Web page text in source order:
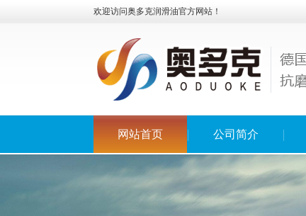
欢迎访问奥多克润滑油官方网站！
网站首页 公司简介